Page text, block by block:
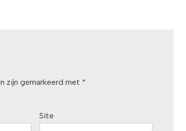
zijn gemarkeerd met *
Site